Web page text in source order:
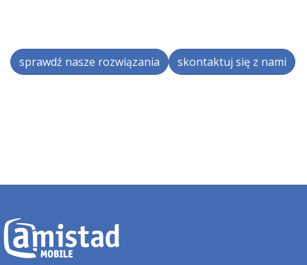
sprawdź nasze rozwiązania skontaktuj się z nami